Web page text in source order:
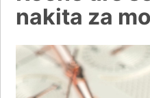
nakita za